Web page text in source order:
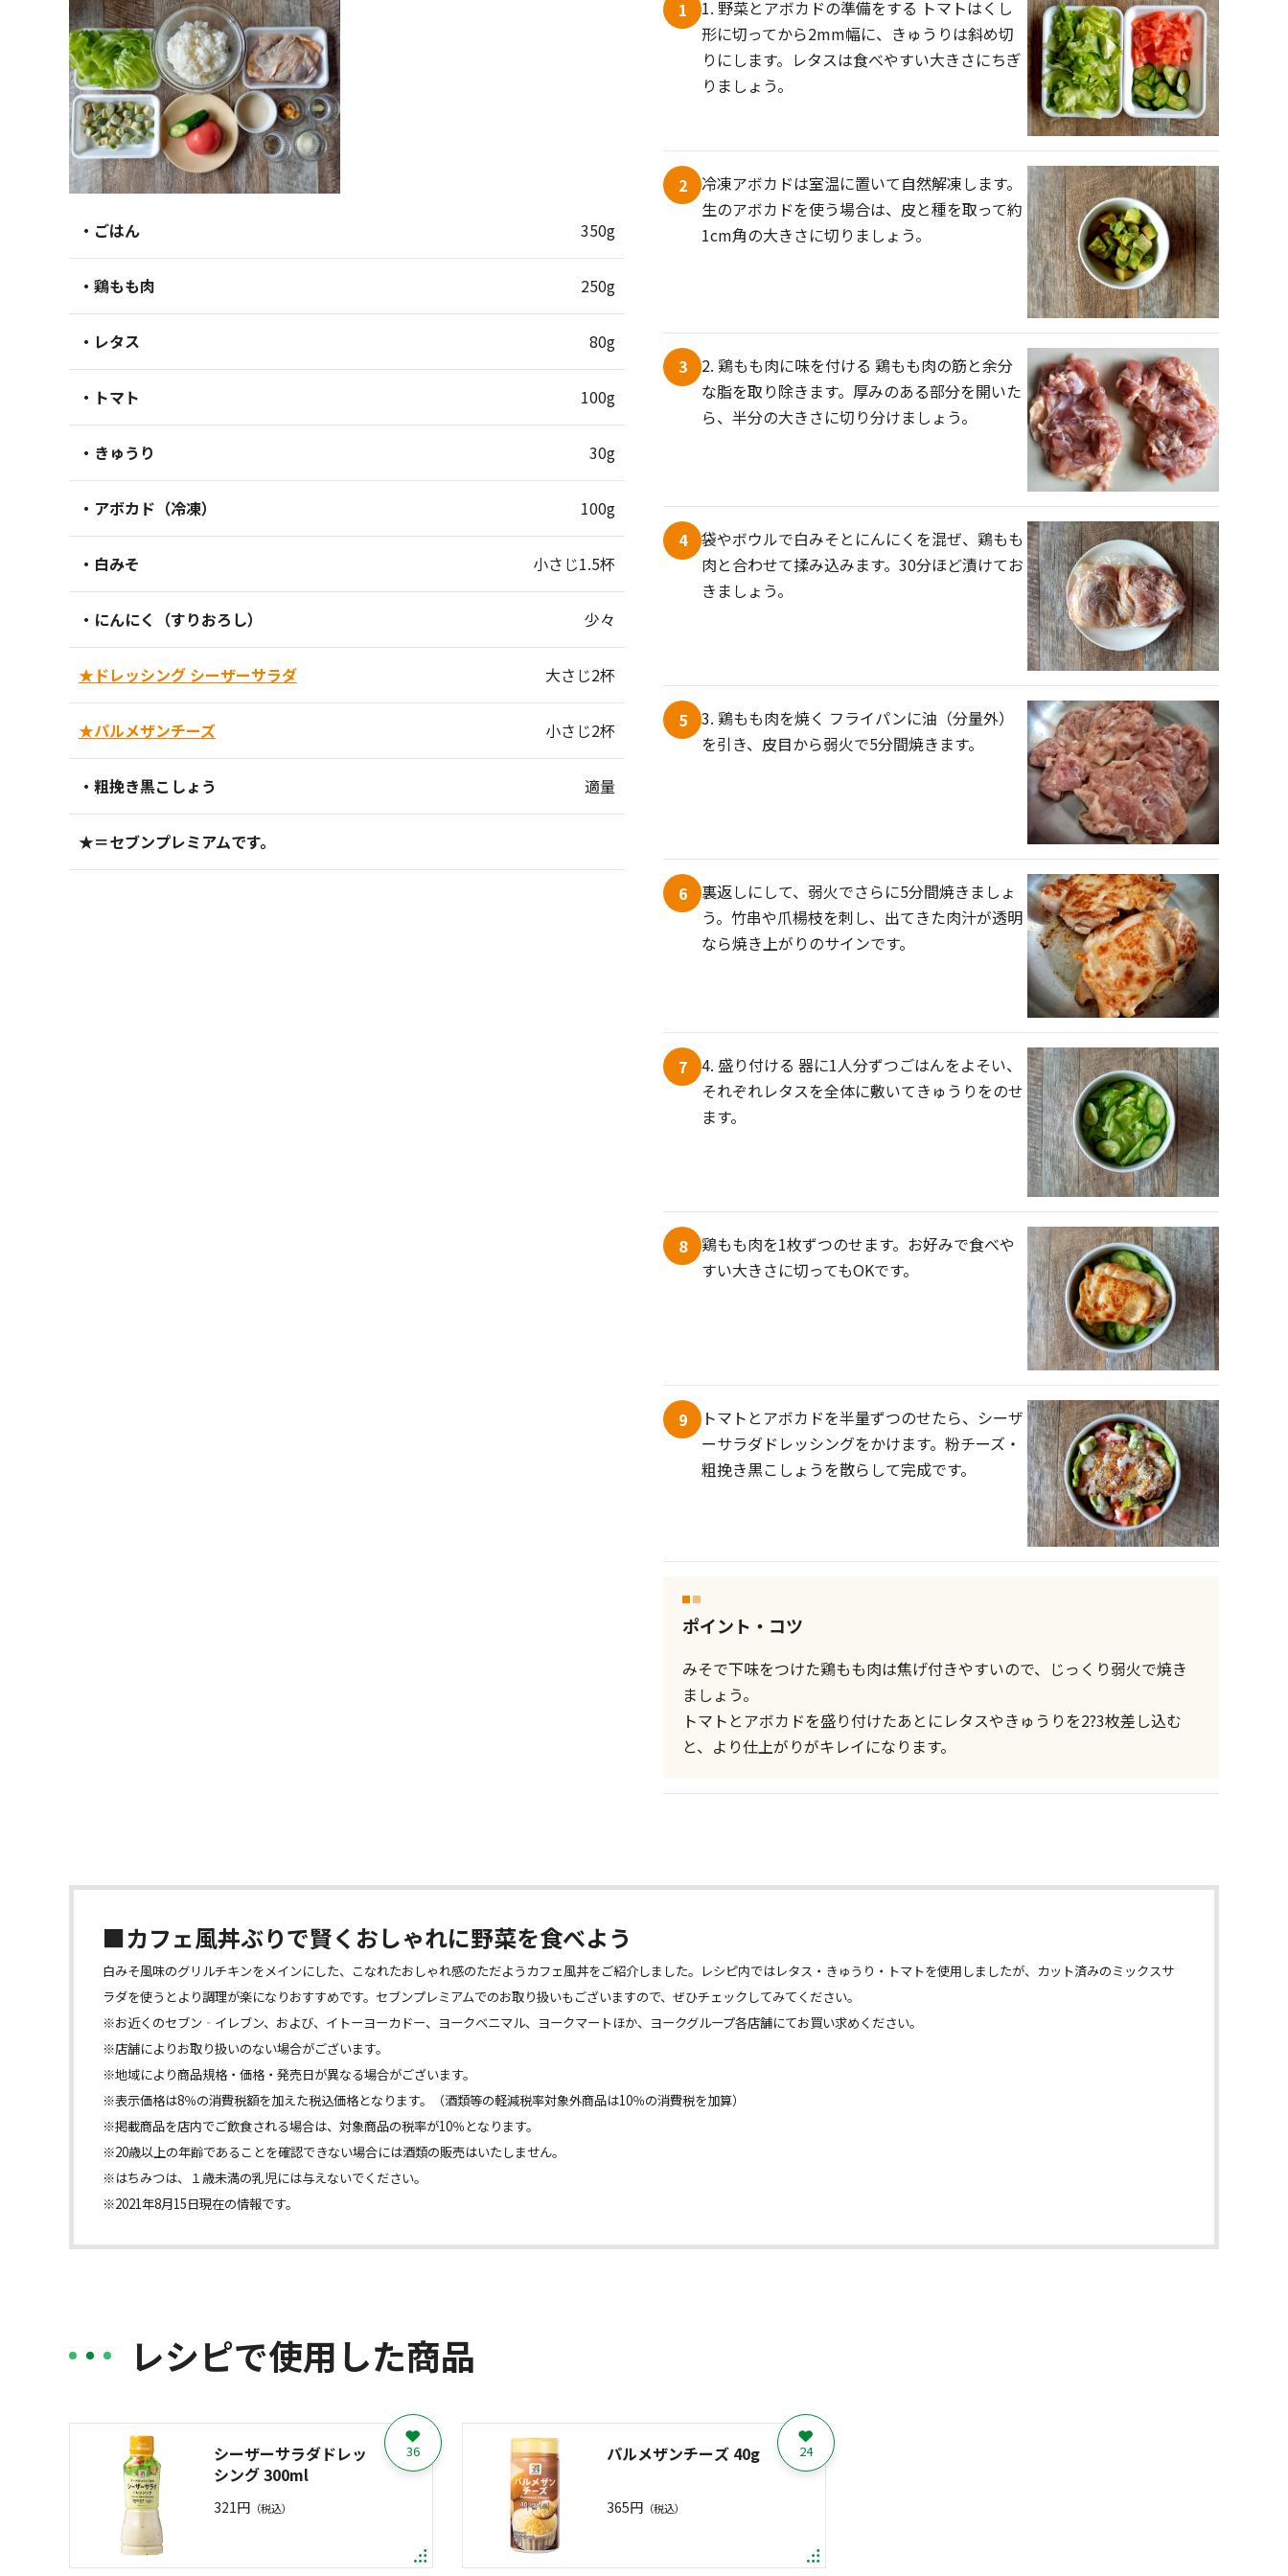
・ごはん 350g
・鶏もも肉 250g
・レタス 80g
・トマト 100g
・きゅうり 30g
・アボカド（冷凍） 100g
・白みそ 小さじ1.5杯
・にんにく（すりおろし） 少々
★ドレッシング シーザーサラダ 大さじ2杯
★パルメザンチーズ 小さじ2杯
・粗挽き黒こしょう 適量
★＝セブンプレミアムです。
1
1. 野菜とアボカドの準備をする トマトはくし
形に切ってから2mm幅に、きゅうりは斜め切
りにします。レタスは食べやすい大きさにちぎ
りましょう。
2
冷凍アボカドは室温に置いて自然解凍します。
生のアボカドを使う場合は、皮と種を取って約
1cm角の大きさに切りましょう。
3
2. 鶏もも肉に味を付ける 鶏もも肉の筋と余分
な脂を取り除きます。厚みのある部分を開いた
ら、半分の大きさに切り分けましょう。
4
袋やボウルで白みそとにんにくを混ぜ、鶏もも
肉と合わせて揉み込みます。30分ほど漬けてお
きましょう。
5
3. 鶏もも肉を焼く フライパンに油（分量外）
を引き、皮目から弱火で5分間焼きます。
6
裏返しにして、弱火でさらに5分間焼きましょ
う。竹串や爪楊枝を刺し、出てきた肉汁が透明
なら焼き上がりのサインです。
7
4. 盛り付ける 器に1人分ずつごはんをよそい、
それぞれレタスを全体に敷いてきゅうりをのせ
ます。
8
鶏もも肉を1枚ずつのせます。お好みで食べや
すい大きさに切ってもOKです。
9
トマトとアボカドを半量ずつのせたら、シーザ
ーサラダドレッシングをかけます。粉チーズ・
粗挽き黒こしょうを散らして完成です。
ポイント・コツ
みそで下味をつけた鶏もも肉は焦げ付きやすいので、じっくり弱火で焼き
ましょう。
トマトとアボカドを盛り付けたあとにレタスやきゅうりを2?3枚差し込む
と、より仕上がりがキレイになります。
■カフェ風丼ぶりで賢くおしゃれに野菜を食べよう
白みそ風味のグリルチキンをメインにした、こなれたおしゃれ感のただようカフェ風丼をご紹介しました。レシピ内ではレタス・きゅうり・トマトを使用しましたが、カット済みのミックスサ
ラダを使うとより調理が楽になりおすすめです。セブンプレミアムでのお取り扱いもございますので、ぜひチェックしてみてください。
※お近くのセブン‐イレブン、および、イトーヨーカドー、ヨークベニマル、ヨークマートほか、ヨークグループ各店舗にてお買い求めください。
※店舗によりお取り扱いのない場合がございます。
※地域により商品規格・価格・発売日が異なる場合がございます。
※表示価格は8％の消費税額を加えた税込価格となります。（酒類等の軽減税率対象外商品は10％の消費税を加算）
※掲載商品を店内でご飲食される場合は、対象商品の税率が10％となります。
※20歳以上の年齢であることを確認できない場合には酒類の販売はいたしません。
※はちみつは、１歳未満の乳児には与えないでください。
※2021年8月15日現在の情報です。
レシピで使用した商品
シーザーサラダドレッ
シング 300ml
321円 （税込）
36 パルメザンチーズ 40g
365円 （税込）
24